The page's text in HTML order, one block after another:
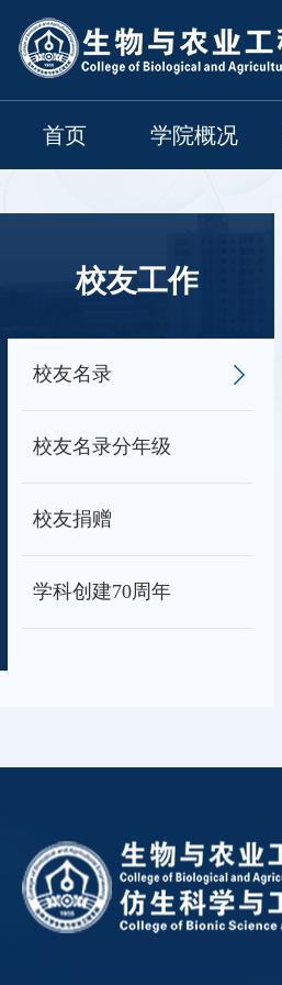
首页 学院概况
校友工作
校友名录
校友名录分年级
校友捐赠
学科创建70周年